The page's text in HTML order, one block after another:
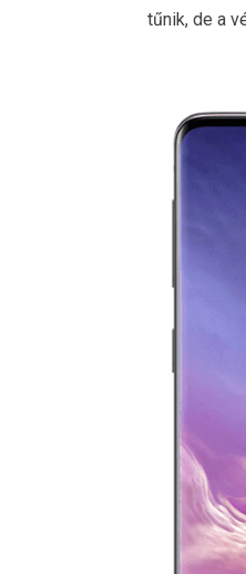
tűnik, de a